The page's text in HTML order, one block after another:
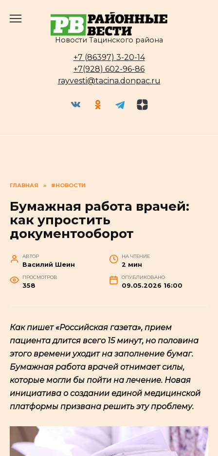
Новости Тацинского района
+7 (86397) 3-20-14
+7(928) 602-96-86
rayvesti@tacina.donpac.ru
ГЛАВНАЯ » #НОВОСТИ
Бумажная работа врачей:
как упростить
документооборот
АВТОР
Василий Шеин
НА ЧТЕНИЕ
2 мин
ПРОСМОТРОВ
358
ОПУБЛИКОВАНО
09.05.2026 16:00
Как пишет «Российская газета», прием
пациента длится всего 15 минут, но половина
этого времени уходит на заполнение бумаг.
Бумажная работа врачей отнимает силы,
которые могли бы пойти на лечение. Новая
инициатива о создании единой медицинской
платформы призвана решить эту проблему.